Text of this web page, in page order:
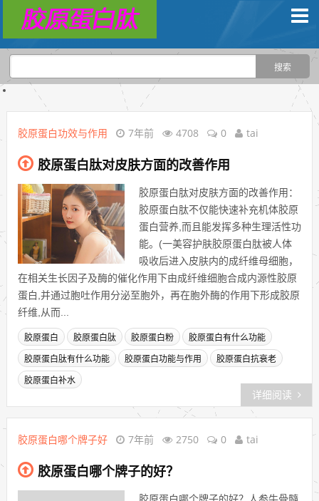
胶原蛋白功效与作用 7年前 4708 0 tai
胶原蛋白肽对皮肤方面的改善作用
胶原蛋白肽对皮肤方面的改善作用：
胶原蛋白肽不仅能快速补充机体胶原
蛋白营养,而且能发挥多种生理活性功
能。(一美容护肤胶原蛋白肽被人体
吸收后进入皮肤内的成纤维母细胞，
在相关生长因子及酶的催化作用下由成纤维细胞合成内源性胶原
蛋白,并通过胞吐作用分泌至胞外，再在胞外酶的作用下形成胶原
纤维,从而...
胶原蛋白 胶原蛋白肽 胶原蛋白粉 胶原蛋白有什么功能
胶原蛋白肽有什么功能 胶原蛋白功能与作用 胶原蛋白抗衰老
胶原蛋白补水
详细阅读
胶原蛋白哪个牌子好 7年前 2750 0 tai
胶原蛋白哪个牌子的好？